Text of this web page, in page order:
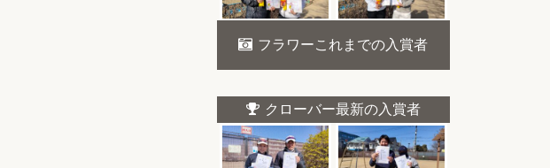
フラワーこれまでの入賞者
クローバー最新の入賞者